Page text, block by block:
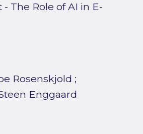
The Role of AI in E-
Rosenskjold ;
Enggaard